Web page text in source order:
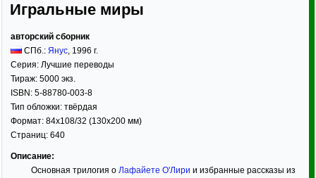
Игральные миры
авторский сборник
СПб.: Янус, 1996 г.
Серия: Лучшие переводы
Тираж: 5000 экз.
ISBN: 5-88780-003-8
Тип обложки: твёрдая
Формат: 84x108/32 (130x200 мм)
Страниц: 640
Описание:
Основная трилогия о Лафайете О'Лири и избранные рассказы из